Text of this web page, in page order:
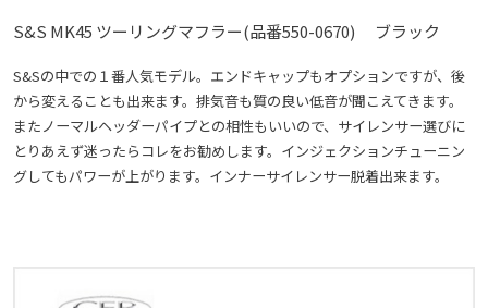
S&S MK45 ツーリングマフラー(品番550-0670) ブラック
S&Sの中での１番人気モデル。エンドキャップもオプションですが、後
から変えることも出来ます。排気音も質の良い低音が聞こえてきます。
またノーマルヘッダーパイプとの相性もいいので、サイレンサー選びに
とりあえず迷ったらコレをお勧めします。インジェクションチューニン
グしてもパワーが上がります。インナーサイレンサー脱着出来ます。